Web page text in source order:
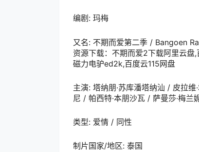
编剧: 玛梅
又名: 不期而爱第二季 / Bangoen
资源下载：不期而爱2下载阿里云
磁力电驴ed2k,百度云115网盘
主演: 塔纳朋·苏库潘塔纳汕 / 皮拉
尼 / 帕西特·本朋沙瓦 / 萨曼莎·梅兰
类型: 爱情 / 同性
制片国家/地区: 泰国